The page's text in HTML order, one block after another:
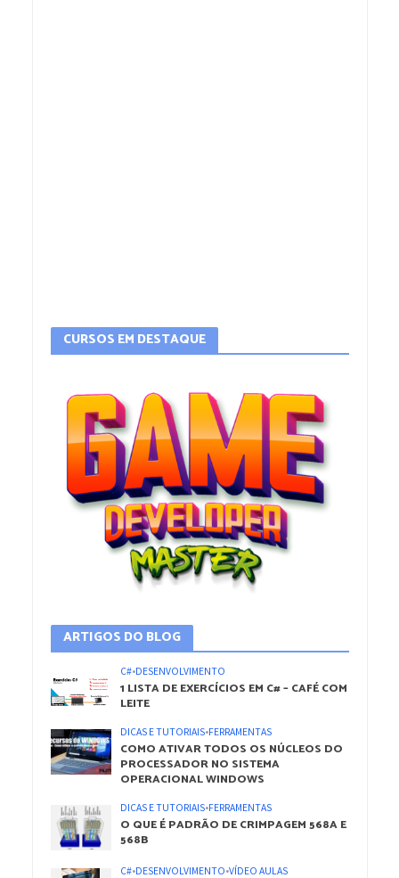
CURSOS EM DESTAQUE
ARTIGOS DO BLOG
C#•DESENVOLVIMENTO
1 LISTA DE EXERCÍCIOS EM C# – CAFÉ COM
LEITE
DICAS E TUTORIAIS•FERRAMENTAS
COMO ATIVAR TODOS OS NÚCLEOS DO
PROCESSADOR NO SISTEMA
OPERACIONAL WINDOWS
DICAS E TUTORIAIS•FERRAMENTAS
O QUE É PADRÃO DE CRIMPAGEM 568A E
568B
C#•DESENVOLVIMENTO•VÍDEO AULAS